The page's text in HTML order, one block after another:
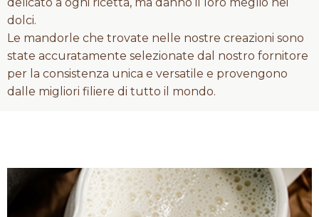
dolci.
Le mandorle che trovate nelle nostre creazioni sono
state accuratamente selezionate dal nostro fornitore
per la consistenza unica e versatile e provengono
dalle migliori filiere di tutto il mondo.